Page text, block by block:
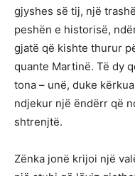
gjyshes së tij, një
peshën e historisë,
gjatë që kishte thurur
quante Martinë. Të dy
tona – unë, duke
ndjekur një ëndërr që
shtrenjtë.
Zënka jonë krijoi një